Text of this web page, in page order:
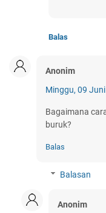
Balas
Anonim
Minggu, 09
Bagaimana
buruk?
Balas
Balasan
Anonim